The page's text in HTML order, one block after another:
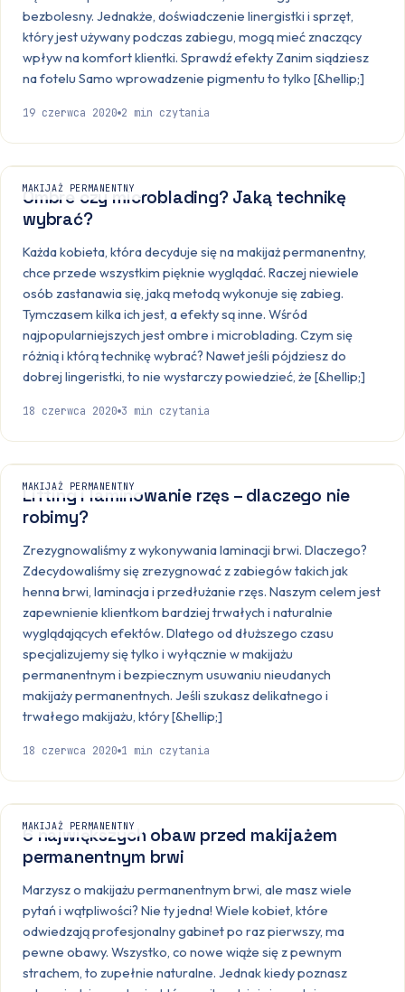
bezbolesny. Jednakże, doświadczenie linergistki i sprzęt,
który jest używany podczas zabiegu, mogą mieć znaczący
wpływ na komfort klientki. Sprawdź efekty Zanim siądziesz
na fotelu Samo wprowadzenie pigmentu to tylko [&hellip;]
19 czerwca 2020 2 min czytania
MAKIJAŻ PERMANENTNY
Ombre czy microblading? Jaką technikę
wybrać?
Każda kobieta, która decyduje się na makijaż permanentny,
chce przede wszystkim pięknie wyglądać. Raczej niewiele
osób zastanawia się, jaką metodą wykonuje się zabieg.
Tymczasem kilka ich jest, a efekty są inne. Wśród
najpopularniejszych jest ombre i microblading. Czym się
różnią i którą technikę wybrać? Nawet jeśli pójdziesz do
dobrej lingeristki, to nie wystarczy powiedzieć, że [&hellip;]
18 czerwca 2020 3 min czytania
MAKIJAŻ PERMANENTNY
Lifting i laminowanie rzęs – dlaczego nie
robimy?
Zrezygnowaliśmy z wykonywania laminacji brwi. Dlaczego?
Zdecydowaliśmy się zrezygnować z zabiegów takich jak
henna brwi, laminacja i przedłużanie rzęs. Naszym celem jest
zapewnienie klientkom bardziej trwałych i naturalnie
wyglądających efektów. Dlatego od dłuższego czasu
specjalizujemy się tylko i wyłącznie w makijażu
permanentnym i bezpiecznym usuwaniu nieudanych
makijaży permanentnych. Jeśli szukasz delikatnego i
trwałego makijażu, który [&hellip;]
18 czerwca 2020 1 min czytania
MAKIJAŻ PERMANENTNY
6 największych obaw przed makijażem
permanentnym brwi
Marzysz o makijażu permanentnym brwi, ale masz wiele
pytań i wątpliwości? Nie ty jedna! Wiele kobiet, które
odwiedzają profesjonalny gabinet po raz pierwszy, ma
pewne obawy. Wszystko, co nowe wiąże się z pewnym
strachem, to zupełnie naturalne. Jednak kiedy poznasz